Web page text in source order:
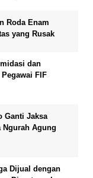
Roda Enam
yang Rusak
dan
FIF
Ganti Jaksa
Agung
Dijual dengan